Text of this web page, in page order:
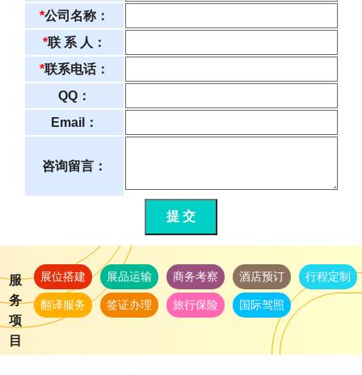
*公司名称：
*联 系 人：
*联系电话：
QQ：
Email：
咨询留言：
提 交
服
务
项
目
展位搭建 展品运输 商务考察 酒店预订 行程定制
翻译服务 签证办理 旅行保险 国际驾照